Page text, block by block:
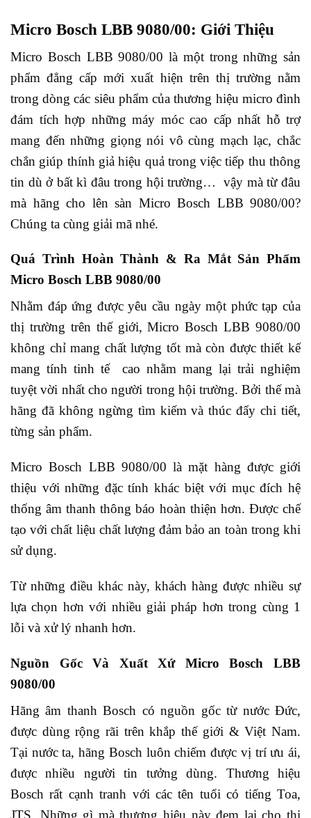
Micro Bosch LBB 9080/00: Giới Thiệu
Micro Bosch LBB 9080/00 là một trong những sản
phẩm đẳng cấp mới xuất hiện trên thị trường nằm
trong dòng các siêu phẩm của thương hiệu micro đình
đám tích hợp những máy móc cao cấp nhất hỗ trợ
mang đến những giọng nói vô cùng mạch lạc, chắc
chắn giúp thính giả hiệu quả trong việc tiếp thu thông
tin dù ở bất kì đâu trong hội trường… vậy mà từ đâu
mà hãng cho lên sàn Micro Bosch LBB 9080/00?
Chúng ta cùng giải mã nhé.
Quá Trình Hoàn Thành & Ra Mắt Sản Phẩm
Micro Bosch LBB 9080/00
Nhằm đáp ứng được yêu cầu ngày một phức tạp của
thị trường trên thế giới, Micro Bosch LBB 9080/00
không chỉ mang chất lượng tốt mà còn được thiết kế
mang tính tinh tế cao nhằm mang lại trải nghiệm
tuyệt vời nhất cho người trong hội trường. Bởi thế mà
hãng đã không ngừng tìm kiếm và thúc đẩy chi tiết,
từng sản phẩm.
Micro Bosch LBB 9080/00 là mặt hàng được giới
thiệu với những đặc tính khác biệt với mục đích hệ
thống âm thanh thông báo hoàn thiện hơn. Được chế
tạo với chất liệu chất lượng đảm bảo an toàn trong khi
sử dụng.
Từ những điều khác này, khách hàng được nhiều sự
lựa chọn hơn với nhiều giải pháp hơn trong cùng 1
lỗi và xử lý nhanh hơn.
Nguồn Gốc Và Xuất Xứ Micro Bosch LBB
9080/00
Hãng âm thanh Bosch có nguồn gốc từ nước Đức,
được dùng rộng rãi trên khắp thế giới & Việt Nam.
Tại nước ta, hãng Bosch luôn chiếm được vị trí ưu ái,
được nhiều người tin tưởng dùng. Thương hiệu
Bosch rất cạnh tranh với các tên tuổi có tiếng Toa,
JTS. Những gì mà thương hiệu này đem lại cho thị